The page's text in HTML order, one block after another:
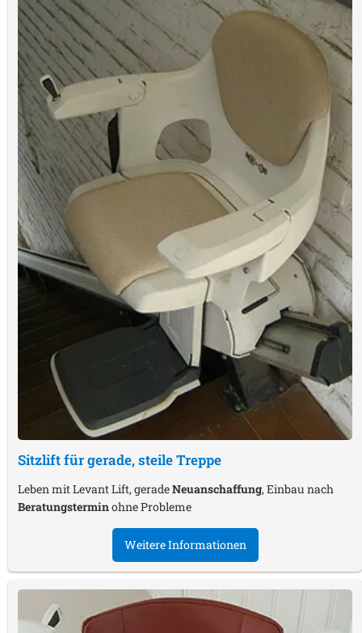
Sitzlift für gerade, steile Treppe
Leben mit Levant Lift, geradeNeuanschaffung, Einbau nach
Beratungsterminohne Probleme
Weitere Informationen